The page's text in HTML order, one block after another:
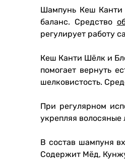
Шампунь Кеш Канти
баланс. Средство
регулирует работу
Кеш Канти Шёлк и
помогает вернуть
шелковистость.
При регулярном
укрепляя волосяные
В состав шампуня
Содержит Мёд,